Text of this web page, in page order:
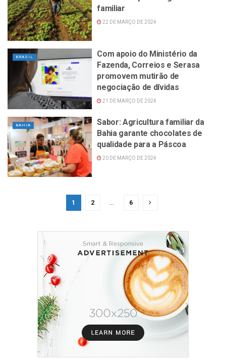
familiar
22 DE MARÇO DE 2024
BRASIL
Com apoio do Ministério da
Fazenda, Correios e Serasa
promovem mutirão de
negociação de dívidas
21 DE MARÇO DE 2024
BAHIA
Sabor: Agricultura familiar da
Bahia garante chocolates de
qualidade para a Páscoa
20 DE MARÇO DE 2024
1 2 ... 6